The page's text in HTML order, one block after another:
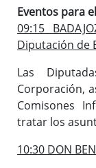
Eventos para
09:15
Diputación de
Las
Corporación,
Comisones
tratar los
10:30 DON